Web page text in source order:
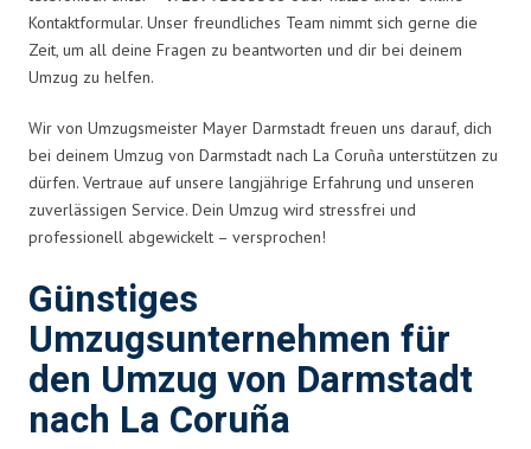
Kontaktformular. Unser freundliches Team nimmt sich gerne die
Zeit, um all deine Fragen zu beantworten und dir bei deinem
Umzug zu helfen.
Wir von Umzugsmeister Mayer Darmstadt freuen uns darauf, dich
bei deinem Umzug von Darmstadt nach La Coruña unterstützen zu
dürfen. Vertraue auf unsere langjährige Erfahrung und unseren
zuverlässigen Service. Dein Umzug wird stressfrei und
professionell abgewickelt – versprochen!
Günstiges
Umzugsunternehmen für
den Umzug von Darmstadt
nach La Coruña